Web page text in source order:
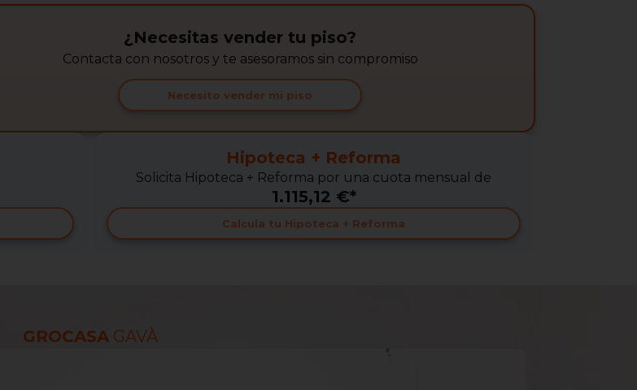
¿Necesitas vender tu piso?
Contacta con nosotros y te asesoramos sin compromiso
Necesito vender mi piso
Hipoteca + Reforma
Solicita Hipoteca + Reforma por una cuota mensual de
1.115,12 €*
Calcula tu Hipoteca + Reforma
GROCASA GAVÀ